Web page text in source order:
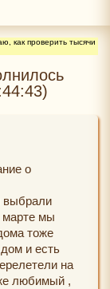
как проверить тысячи
о
выбрали
марте мы
тоже
и есть
на
любимый ,